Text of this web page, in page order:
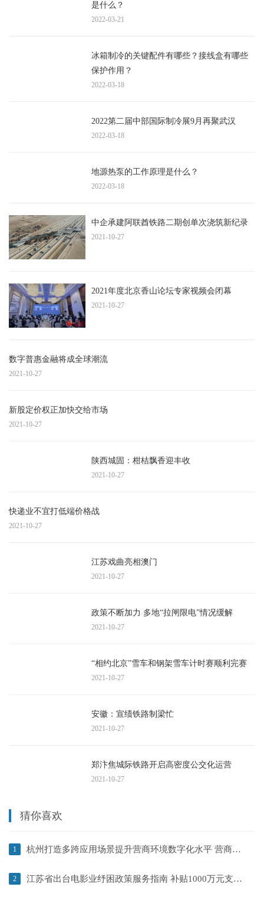
是什么？
2022-03-21
冰箱制冷的关键配件有哪些？接线盒有哪些
保护作用？
2022-03-18
2022第二届中部国际制冷展9月再聚武汉
2022-03-18
地源热泵的工作原理是什么？
2022-03-18
中企承建阿联酋铁路二期创单次浇筑新纪录
2021-10-27
2021年度北京香山论坛专家视频会闭幕
2021-10-27
数字普惠金融将成全球潮流
2021-10-27
新股定价权正加快交给市场
2021-10-27
陕西城固：柑桔飘香迎丰收
2021-10-27
快递业不宜打低端价格战
2021-10-27
江苏戏曲亮相澳门
2021-10-27
政策不断加力 多地“拉闸限电”情况缓解
2021-10-27
“相约北京”雪车和钢架雪车计时赛顺利完赛
2021-10-27
安徽：宣绩铁路制梁忙
2021-10-27
郑汴焦城际铁路开启高密度公交化运营
2021-10-27
猜你喜欢
1 杭州打造多跨应用场景提升营商环境数字化水平 营商环境创新试点再升级
2 江苏省出台电影业纾困政策服务指南 补贴1000万元支持停业影院